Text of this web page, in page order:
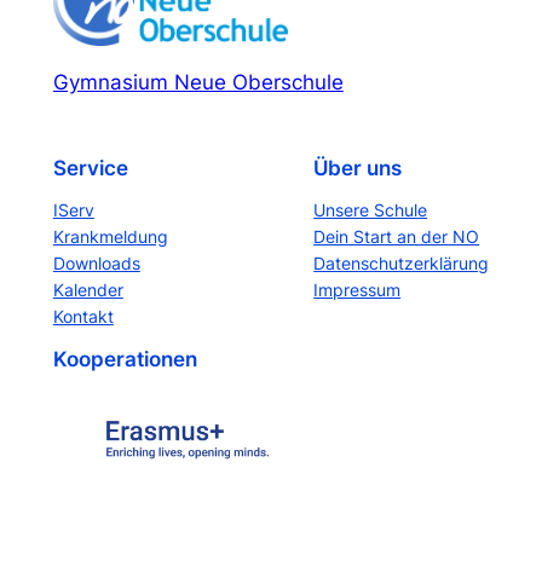
Gymnasium Neue Oberschule
Service
IServ
Krankmeldung
Downloads
Kalender
Kontakt
Über uns
Unsere Schule
Dein Start an der NO
Datenschutzerklärung
Impressum
Kooperationen